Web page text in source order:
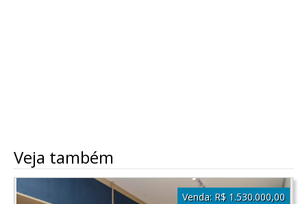
Veja também
Venda: R$ 1.530.000,00